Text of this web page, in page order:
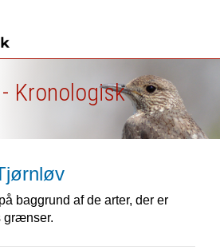
Kronologisk
baggrund af de arter, der er
grænser.